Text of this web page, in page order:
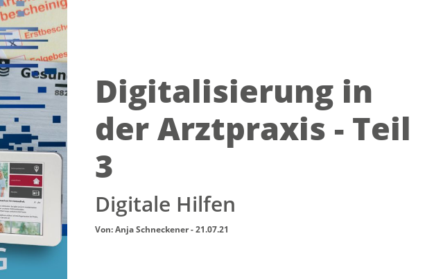
Digitalisierung in
der Arztpraxis - Teil
3
Digitale Hilfen
Von: Anja Schneckener - 21.07.21